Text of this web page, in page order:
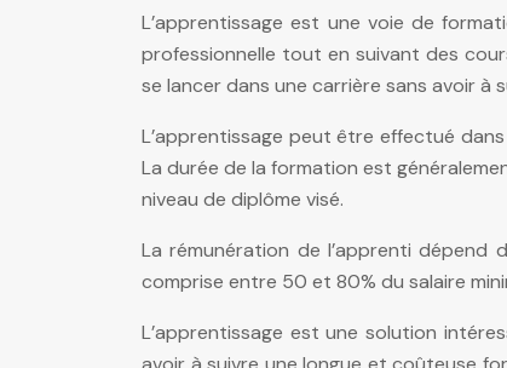
L’apprentissage est une voie de
professionnelle tout en suivant des
se lancer dans une carrière sans avoir à
L’apprentissage peut être effectué
La durée de la formation est
niveau de diplôme visé.
La rémunération de l’apprenti dépend
comprise entre 50 et 80% du salaire
L’apprentissage est une solution